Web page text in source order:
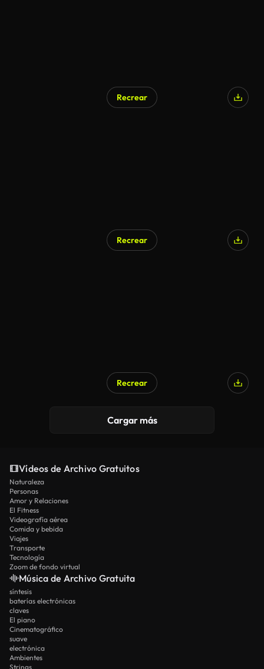
Recrear
Recrear
Recrear
Cargar más
Vídeos de Archivo Gratuitos
Naturaleza
Personas
Amor y Relaciones
El Fitness
Videografía aérea
Comida y bebida
Viajes
Transporte
Tecnología
Zoom de fondo virtual
Música de Archivo Gratuita
síntesis
baterías electrónicas
claves
El piano
Cinematográfico
suave
electrónica
Ambientes
Strings